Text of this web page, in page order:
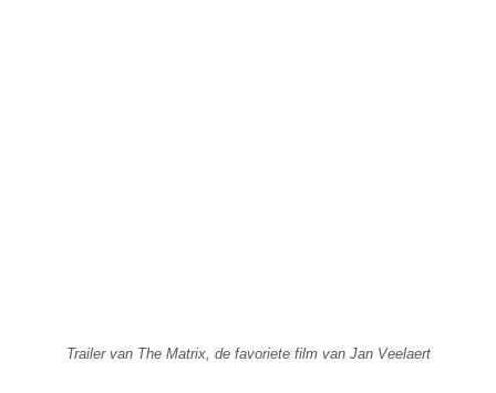
Trailer van The Matrix, de favoriete film van Jan Veelaert